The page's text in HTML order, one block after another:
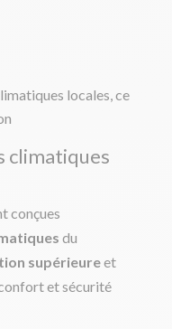
locales, ce
climatiques
conçues
du
supérieureet
et sécurité